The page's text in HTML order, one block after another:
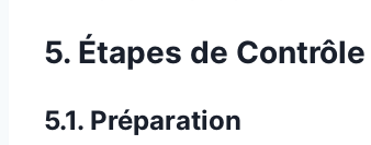
5. Étapes de
5.1. Préparation